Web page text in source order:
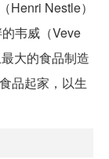
Henri Nestle）
韦威（Veve
大的食品制造
品起家，以生